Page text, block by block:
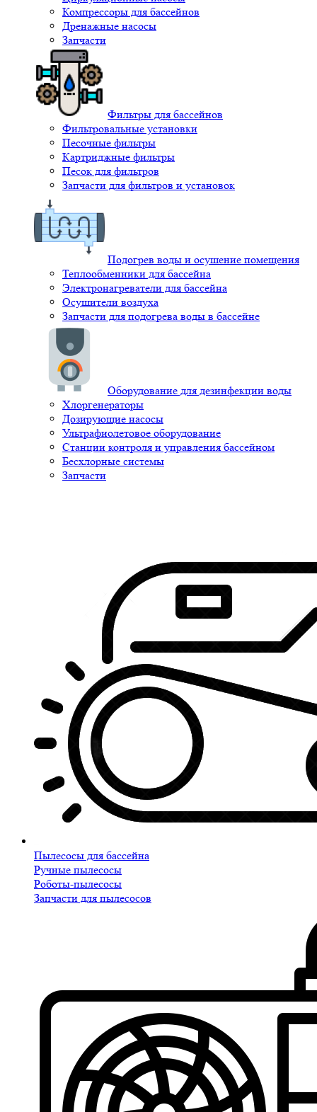
Компрессоры для бассейнов
Дренажные насосы
Запчасти
Фильтры для бассейнов
Фильтровальные установки
Песочные фильтры
Картриджные фильтры
Песок для фильтров
Запчасти для фильтров и установок
Подогрев воды и осушение помещения
Теплообменники для бассейна
Электронагреватели для бассейна
Осушители воздуха
Запчасти для подогрева воды в бассейне
Оборудование для дезинфекции воды
Хлоргенераторы
Дозирующие насосы
Ультрафиолетовое оборудование
Станции контроля и управления бассейном
Бесхлорные системы
Запчасти
Пылесосы для бассейна
Ручные пылесосы
Роботы-пылесосы
Запчасти для пылесосов